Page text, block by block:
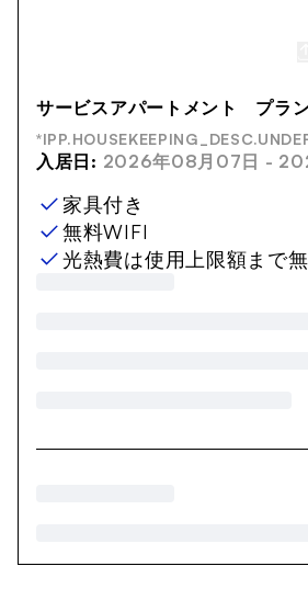
サービスアパートメント プラ
入居日: 2026年08月07日 -
家具付き
無料WIFI
光熱費は使用上限額まで